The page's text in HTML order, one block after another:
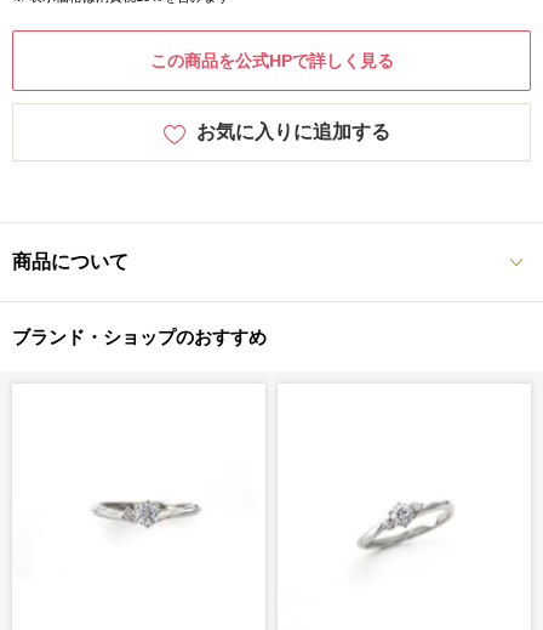
この商品を公式HPで詳しく見る
お気に入りに追加する
商品について
ブランド・ショップのおすすめ